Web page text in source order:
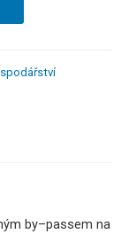
by–passem na